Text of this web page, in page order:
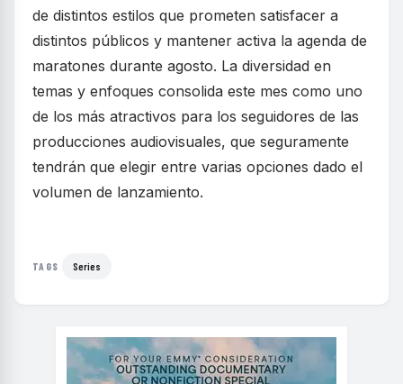
de distintos estilos que prometen satisfacer a
distintos públicos y mantener activa la agenda de
maratones durante agosto. La diversidad en
temas y enfoques consolida este mes como uno
de los más atractivos para los seguidores de las
producciones audiovisuales, que seguramente
tendrán que elegir entre varias opciones dado el
volumen de lanzamiento.
TAGS Series